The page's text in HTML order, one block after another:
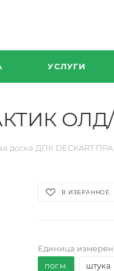
УСЛУГИ
доска ДПК DECKART
В ИЗБРАННОЕ
Единица
пог.м.
штука